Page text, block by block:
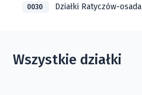
0030 Działki Ratyczów-osada
Wszystkie działki